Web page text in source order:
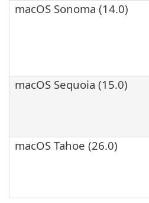
macOS Sonoma (14.0)
macOS Sequoia (15.0)
macOS Tahoe (26.0)